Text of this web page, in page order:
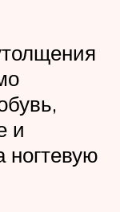
и
ногтевую